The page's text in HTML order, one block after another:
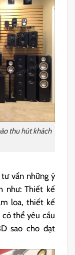
thu hút khách
vấn những ý
như: Thiết kế
loa, thiết kế
thể yêu cầu
sao cho đạt